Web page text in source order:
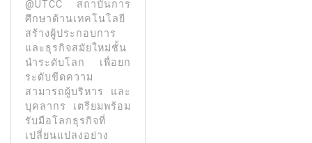
@UTCC สถาบันการ
ศึกษาด้านเทคโนโลยี
สร้างผู้ประกอบการ
และธุรกิจสมัยใหม่ชั้น
นำระดับโลก เพื่อยก
ระดับขีดความ
สามารถผู้บริหาร และ
บุคลากร เตรียมพร้อม
รับมือโลกธุรกิจที่
เปลี่ยนแปลงอย่าง